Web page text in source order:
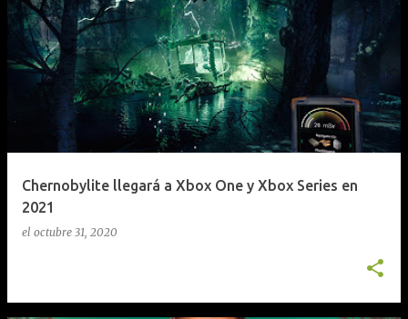
Chernobylite llegará a Xbox One y Xbox Series en
2021
el octubre 31, 2020